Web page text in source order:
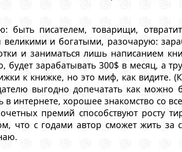
быть писателем, товарищи,
великими и богатыми, разочарую:
и заниматься лишь написанием
будет зарабатывать 300$ в месяц, а
к книжке, но это миф, как видите.
выгодно допечатать как
в интернете, хорошее знакомство со
премий способствуют росту
что с годами автор сможет жить за